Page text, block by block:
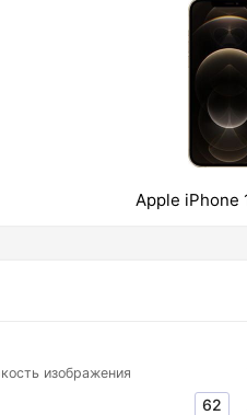
Apple iPhone
изображения
62